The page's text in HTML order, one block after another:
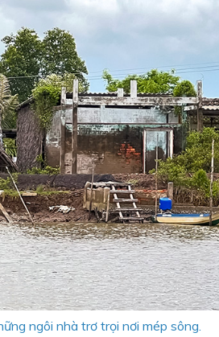
ngôi nhà trơ trọi nơi mép sông.